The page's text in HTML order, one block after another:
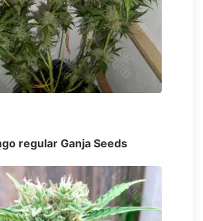
regular Ganja Seeds